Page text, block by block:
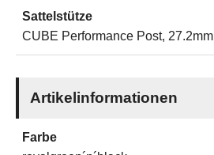
Sattelstütze
CUBE Performance Post, 27.2mm
Artikelinformationen
Farbe